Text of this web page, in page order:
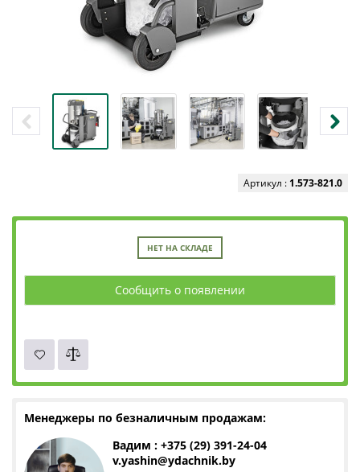
Артикул : 1.573-821.0
НЕТ НА СКЛАДЕ
Сообщить о появлении
Менеджеры по безналичным продажам:
Вадим : +375 (29) 391-24-04
v.yashin@ydachnik.by